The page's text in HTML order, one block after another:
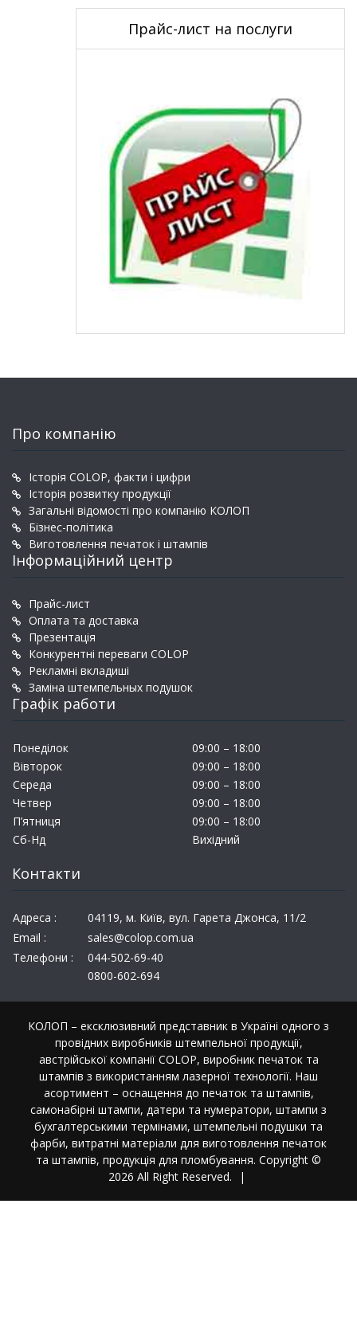
Прайс-лист на послуги
Про компанію
Історія COLOP, факти і цифри
Історія розвитку продукції
Загальні відомості про компанію КОЛОП
Бізнес-політика
Виготовлення печаток і штампів
Інформаційний центр
Прайс-лист
Оплата та доставка
Презентація
Конкурентні переваги COLOP
Рекламні вкладиші
Заміна штемпельных подушок
Графік работи
Понеділок
09:00 – 18:00
Вівторок
09:00 – 18:00
Середа
09:00 – 18:00
Четвер
09:00 – 18:00
П’ятниця
09:00 – 18:00
Сб-Нд
Вихідний
Контакти
Адреса :
04119, м. Київ, вул. Гарета Джонса, 11/2
Email :
sales@colop.com.ua
Телефони :
044-502-69-40
0800-602-694
КОЛОП – ексклюзивний представник в Україні одного з
провідних виробників штемпельної продукції,
австрійської компанії COLOP, виробник печаток та
штампів з використанням лазерної технології. Наш
асортимент – оснащення до печаток та штампів,
самонабірні штампи, датери та нумератори, штампи з
бухгалтерськими термінами, штемпельні подушки та
фарби, витратні матеріали для виготовлення печаток
та штампів, продукція для пломбування. Copyright ©
2026 All Right Reserved.
|